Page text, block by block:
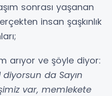
sonrası yaşanan
insan şaşkınlık
arıyor ve şöyle diyor:
da Sayın
var, memlekete